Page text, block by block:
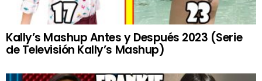
Kally’s Mashup Antes y Después 2023 (Serie
de Televisión Kally’s Mashup)